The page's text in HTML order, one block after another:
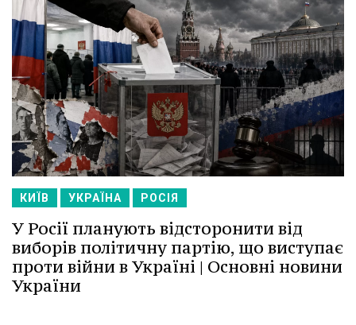
КИЇВ УКРАЇНА РОСІЯ
У Росії планують відсторонити від
виборів політичну партію, що виступає
проти війни в Україні | Основні новини
України